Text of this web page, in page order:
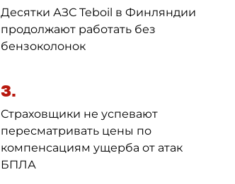
Десятки АЗС Teboil в Финляндии
продолжают работать без
бензоколонок
3.
Страховщики не успевают
пересматривать цены по
компенсациям ущерба от атак
БПЛА